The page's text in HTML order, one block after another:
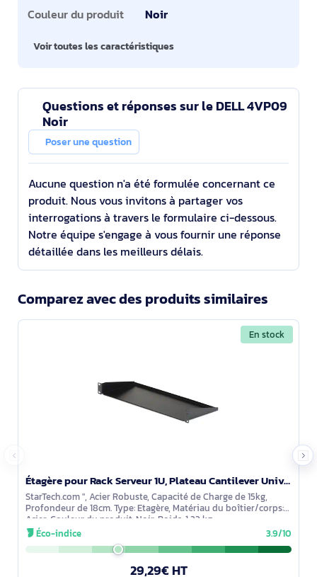
Caractéristiques clés
Couleur du produit Noir
Voir toutes les caractéristiques
Questions et réponses sur le DELL 4VP09
Noir
Poser une question
Aucune question n'a été formulée concernant ce
produit. Nous vous invitons à partager vos
interrogations à travers le formulaire ci-dessous.
Notre équipe s'engage à vous fournir une réponse
détaillée dans les meilleurs délais.
Comparez avec des produits similaires
En stock
Étagère pour Rack Serveur 1U, Plateau Cantilever Universel pour Rack/Armoire d'Équipement Réseau 19 - CABSHELF1U
StarTech.com ", Acier Robuste, Capacité de Charge de 15kg,
Profondeur de 18cm. Type: Etagère, Matériau du boîtier/corps:
Acier, Couleur du produit: Noir. Poids: 1,23 kg
Éco-indice
3.9/10
29,29€ HT